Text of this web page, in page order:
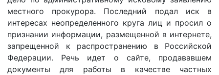
местного прокурора. Последний подал иск в
интересах неопределенного круга лиц и просил о
признании информации, размещенной в интернете,
запрещенной к распространению в Российской
Федерации. Речь идет о сайте, продававшем
документы для работы в качестве частных